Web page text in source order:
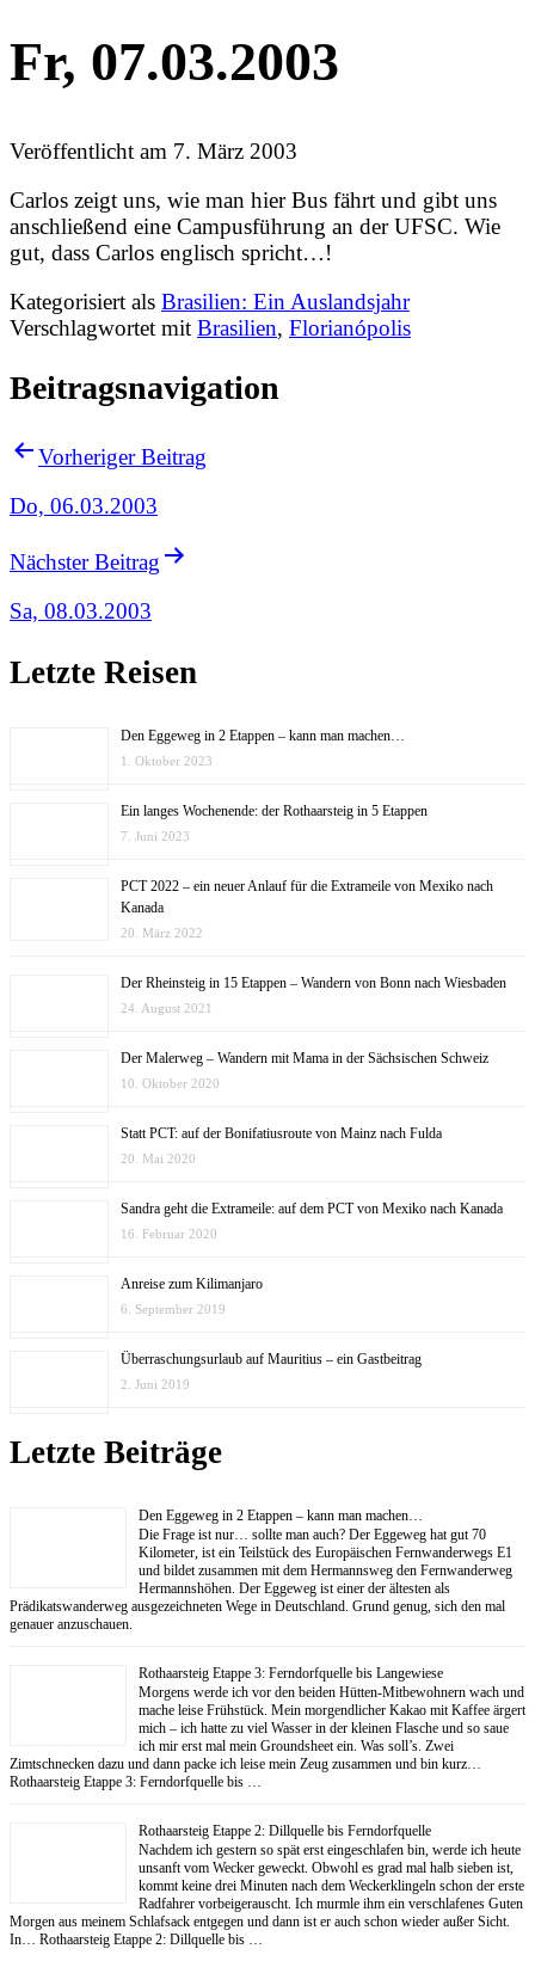
Fr, 07.03.2003
Veröffentlicht am 7. März 2003
Carlos zeigt uns, wie man hier Bus fährt und gibt uns
anschließend eine Campusführung an der UFSC. Wie
gut, dass Carlos englisch spricht…!
Kategorisiert als Brasilien: Ein Auslandsjahr
Verschlagwortet mit Brasilien, Florianópolis
Beitragsnavigation
Vorheriger Beitrag
Do, 06.03.2003
Nächster Beitrag
Sa, 08.03.2003
Letzte Reisen
Den Eggeweg in 2 Etappen – kann man machen…
1. Oktober 2023
Ein langes Wochenende: der Rothaarsteig in 5 Etappen
7. Juni 2023
PCT 2022 – ein neuer Anlauf für die Extrameile von Mexiko nach
Kanada
20. März 2022
Der Rheinsteig in 15 Etappen – Wandern von Bonn nach Wiesbaden
24. August 2021
Der Malerweg – Wandern mit Mama in der Sächsischen Schweiz
10. Oktober 2020
Statt PCT: auf der Bonifatiusroute von Mainz nach Fulda
20. Mai 2020
Sandra geht die Extrameile: auf dem PCT von Mexiko nach Kanada
16. Februar 2020
Anreise zum Kilimanjaro
6. September 2019
Überraschungsurlaub auf Mauritius – ein Gastbeitrag
2. Juni 2019
Letzte Beiträge
Den Eggeweg in 2 Etappen – kann man machen…
Die Frage ist nur… sollte man auch? Der Eggeweg hat gut 70
Kilometer, ist ein Teilstück des Europäischen Fernwanderwegs E1
und bildet zusammen mit dem Hermannsweg den Fernwanderweg
Hermannshöhen. Der Eggeweg ist einer der ältesten als
Prädikatswanderweg ausgezeichneten Wege in Deutschland. Grund genug, sich den mal
genauer anzuschauen.
Rothaarsteig Etappe 3: Ferndorfquelle bis Langewiese
Morgens werde ich vor den beiden Hütten-Mitbewohnern wach und
mache leise Frühstück. Mein morgendlicher Kakao mit Kaffee ärgert
mich – ich hatte zu viel Wasser in der kleinen Flasche und so saue
ich mir erst mal mein Groundsheet ein. Was soll’s. Zwei
Zimtschnecken dazu und dann packe ich leise mein Zeug zusammen und bin kurz…
Rothaarsteig Etappe 3: Ferndorfquelle bis …
Rothaarsteig Etappe 2: Dillquelle bis Ferndorfquelle
Nachdem ich gestern so spät erst eingeschlafen bin, werde ich heute
unsanft vom Wecker geweckt. Obwohl es grad mal halb sieben ist,
kommt keine drei Minuten nach dem Weckerklingeln schon der erste
Radfahrer vorbeigerauscht. Ich murmle ihm ein verschlafenes Guten
Morgen aus meinem Schlafsack entgegen und dann ist er auch schon wieder außer Sicht.
In… Rothaarsteig Etappe 2: Dillquelle bis …